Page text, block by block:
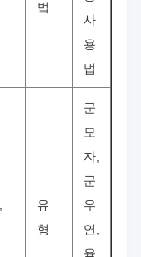
법
사
용
법
유
형
군
모
자,
군
우
연,
육